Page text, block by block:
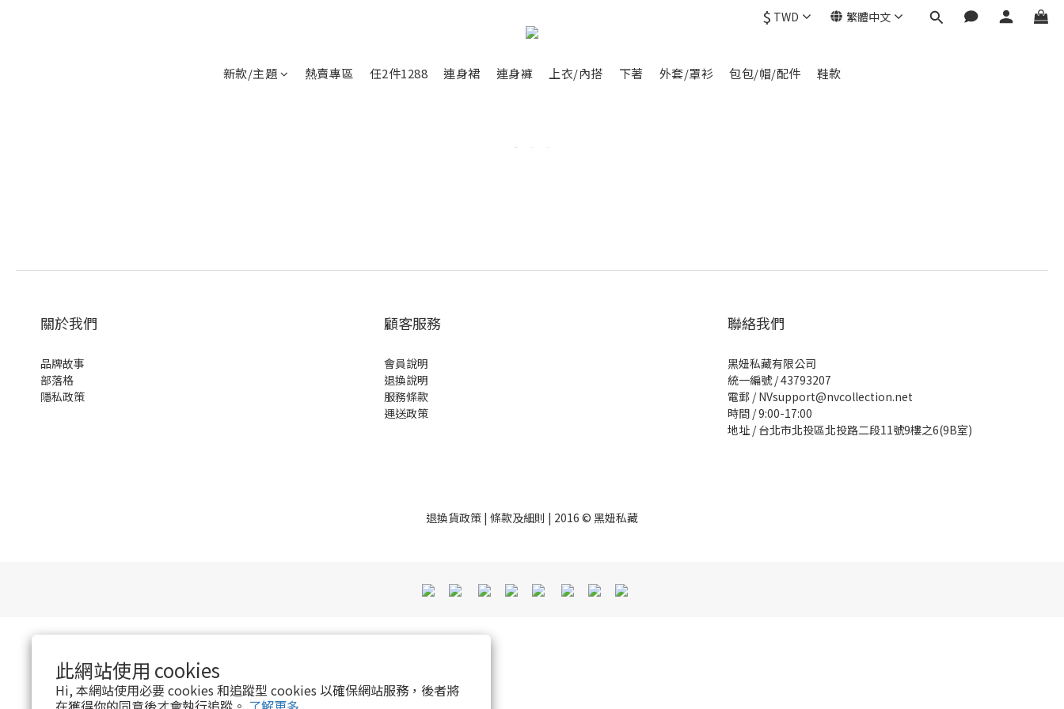
此網站使用 cookies
Hi, 本網站使用必要 cookies 和追蹤型 cookies 以確保網站服務，後者將
$ TWD 繁體中文
新款/主題 熱賣專區 任2件1288 連身裙 連身褲 上衣/內搭 下著 外套/罩衫 包包/帽/配件 鞋款
關於我們
品牌故事
部落格
隱私政策
顧客服務
會員說明
退換說明
服務條款
運送政策
聯絡我們
黑妞私藏有限公司
統一編號 / 43793207
電郵 / NVsupport@nvcollection.net
時間 / 9:00-17:00
地址 / 台北市北投區北投路二段11號9樓之6(9B室)
退換貨政策 | 條款及細則 | 2016 © 黑妞私藏